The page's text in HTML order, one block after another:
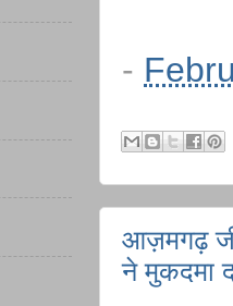
-
आज़मगढ़
ने मुकदमा